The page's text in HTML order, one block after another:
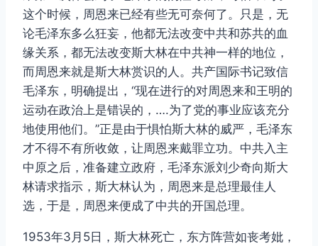
这个时候，周恩来已经有些无可奈何了。只是，无
论毛泽东多么狂妄，他都无法改变中共和苏共的血
缘关系，都无法改变斯大林在中共神一样的地位，
而周恩来就是斯大林赏识的人。共产国际书记致信
毛泽东，明确提出，“现在进行的对周恩来和王明的
运动在政治上是错误的，….为了党的事业应该充分
地使用他们。”正是由于惧怕斯大林的威严，毛泽东
才不得不有所收敛，让周恩来戴罪立功。中共入主
中原之后，准备建立政府，毛泽东派刘少奇向斯大
林请求指示，斯大林认为，周恩来是总理最佳人
选，于是，周恩来便成了中共的开国总理。
1953年3月5日，斯大林死亡，东方阵营如丧考妣，